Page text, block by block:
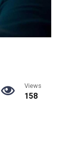
Views
158